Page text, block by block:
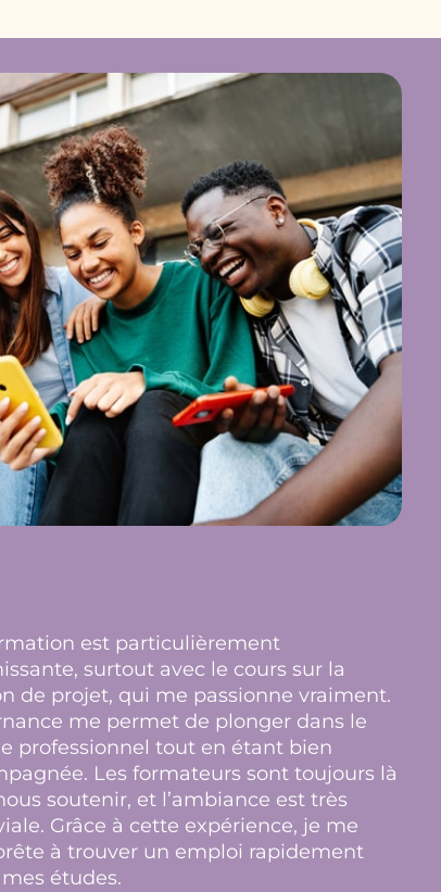
est particulièrement
surtout avec le cours sur la
de projet, qui me passionne vraiment.
me permet de plonger dans le
professionnel tout en étant bien
Les formateurs sont toujours là
soutenir, et l’ambiance est très
Grâce à cette expérience, je me
à trouver un emploi rapidement
études.